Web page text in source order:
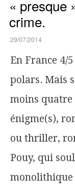
« presque
crime.
29/07/2014
En France 4/
polars. Mais
moins quatre
énigme(s),
ou thriller,
Pouy, qui
monolithique